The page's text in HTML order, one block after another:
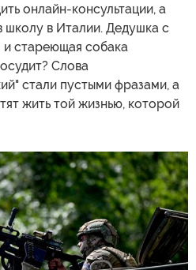
онлайн-консультации, а
в Италии. Дедушка с
стареющая собака
Слова
стали пустыми фразами, а
жить той жизнью, которой